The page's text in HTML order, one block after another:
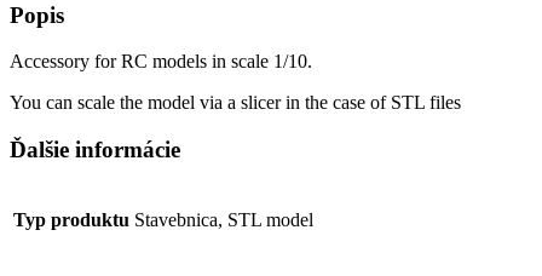
Popis
Accessory for RC models in scale 1/10.
You can scale the model via a slicer in the case of STL files
Ďalšie informácie
Typ produktu Stavebnica, STL model